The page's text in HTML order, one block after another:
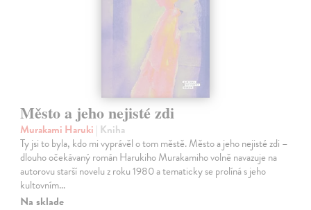
Město a jeho nejisté zdi
Murakami Haruki | Kniha
Ty jsi to byla, kdo mi vyprávěl o tom městě. Město a jeho nejisté zdi –
dlouho očekávaný román Harukiho Murakamiho volně navazuje na
autorovu starší novelu z roku 1980 a tematicky se prolíná s jeho
kultovním…
Na sklade